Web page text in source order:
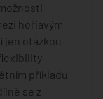
hořlavým
jen otázkou
příkladu
se z